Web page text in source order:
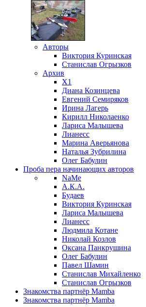
Авторы
Виктория Куринская
Станислав Огрызков
Архив
X1
Диана Козинцева
Евгений Семиряков
Ирина Лагерь
Кирилл Николаенко
Лариса Малышева
Лианесс
Марина Аверьянова
Наталья Зубрилина
Олег Бабулин
Проба пера начинающих авторов
NaMe
А.К.А.
Будаев
Виктория Куринская
Лариса Малышева
Лианесс
Людмила Котане
Николай Козлов
Оксана Панкрушина
Олег Бабулин
Павел Шамин
Станислав Михайленко
Станислав Огрызков
Знакомства партнёр Mamba
Знакомства партнёр Mamba